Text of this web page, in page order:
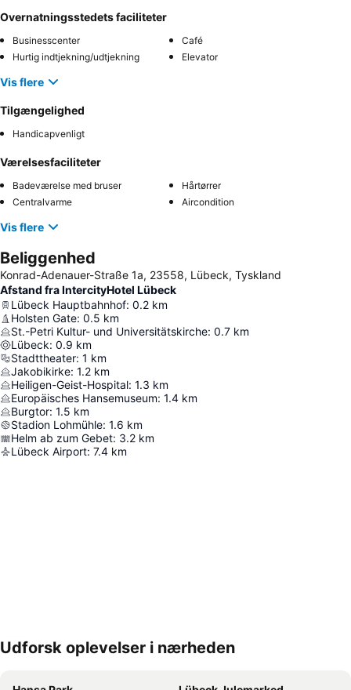
Overnatningsstedets faciliteter
Businesscenter
Café
Hurtig indtjekning/udtjekning
Elevator
Vis flere
Tilgængelighed
Handicapvenligt
Værelsesfaciliteter
Badeværelse med bruser
Hårtørrer
Centralvarme
Aircondition
Vis flere
Beliggenhed
Konrad-Adenauer-Straße 1a, 23558, Lübeck, Tyskland
Afstand fra IntercityHotel Lübeck
Lübeck Hauptbahnhof: 0.2 km
Holsten Gate: 0.5 km
St.-Petri Kultur- und Universitätskirche: 0.7 km
Lübeck: 0.9 km
Stadttheater: 1 km
Jakobikirke: 1.2 km
Heiligen-Geist-Hospital: 1.3 km
Europäisches Hansemuseum: 1.4 km
Burgtor: 1.5 km
Stadion Lohmühle: 1.6 km
Helm ab zum Gebet: 3.2 km
Lübeck Airport: 7.4 km
Udvid kort
Udforsk oplevelser i nærheden